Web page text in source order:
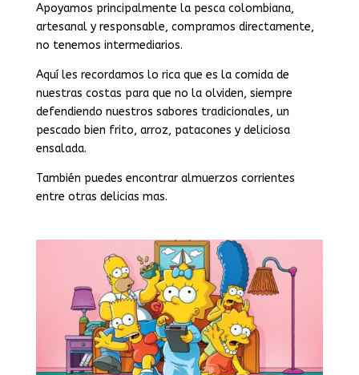
Apoyamos principalmente la pesca colombiana,
artesanal y responsable, compramos directamente,
no tenemos intermediarios.
Aquí les recordamos lo rica que es la comida de
nuestras costas para que no la olviden, siempre
defendiendo nuestros sabores tradicionales, un
pescado bien frito, arroz, patacones y deliciosa
ensalada.
También puedes encontrar almuerzos corrientes
entre otras delicias mas.